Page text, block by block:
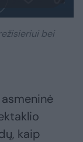
bei
kaip